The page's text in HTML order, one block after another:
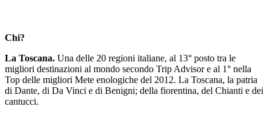
Chi?
La Toscana. Una delle 20 regioni italiane, al 13° posto tra le
migliori destinazioni al mondo secondo Trip Advisor e al 1° nella
Top delle migliori Mete enologiche del 2012. La Toscana, la patria
di Dante, di Da Vinci e di Benigni; della fiorentina, del Chianti e dei
cantucci.